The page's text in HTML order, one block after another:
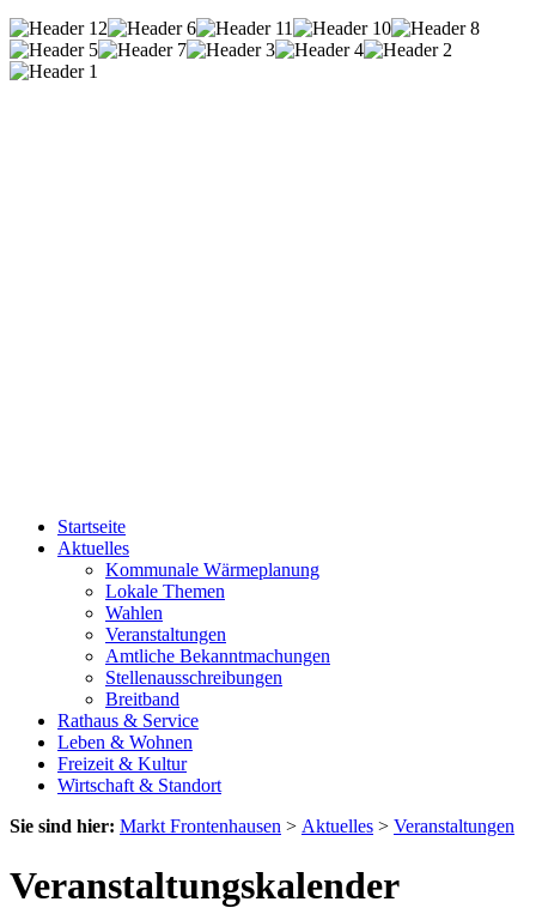
Startseite
Aktuelles
Kommunale Wärmeplanung
Lokale Themen
Wahlen
Veranstaltungen
Amtliche Bekanntmachungen
Stellenausschreibungen
Breitband
Rathaus & Service
Leben & Wohnen
Freizeit & Kultur
Wirtschaft & Standort
Sie sind hier: Markt Frontenhausen > Aktuelles > Veranstaltungen
Veranstaltungskalender